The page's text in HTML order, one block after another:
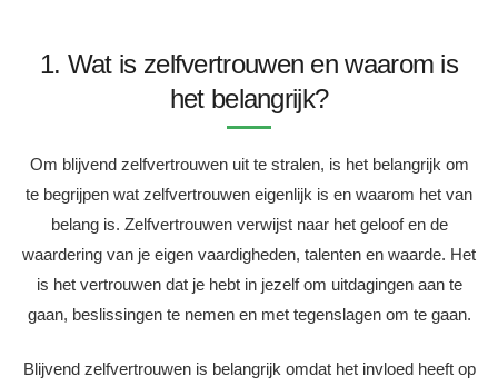
1. Wat is zelfvertrouwen en waarom is
het belangrijk?
Om blijvend zelfvertrouwen uit te stralen, is het belangrijk om
te begrijpen wat zelfvertrouwen eigenlijk is en waarom het van
belang is. Zelfvertrouwen verwijst naar het geloof en de
waardering van je eigen vaardigheden, talenten en waarde. Het
is het vertrouwen dat je hebt in jezelf om uitdagingen aan te
gaan, beslissingen te nemen en met tegenslagen om te gaan.
Blijvend zelfvertrouwen is belangrijk omdat het invloed heeft op